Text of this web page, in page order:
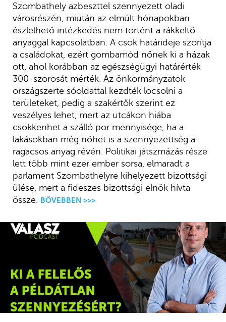
Szombathely azbeszttel szennyezett oladi
városrészén, miután az elmúlt hónapokban
észlelhető intézkedés nem történt a rákkeltő
anyaggal kapcsolatban. A csok határideje szorítja
a családokat, ezért gombamód nőnek ki a házak
ott, ahol korábban az egészségügyi határérték
300-szorosát mérték. Az önkormányzatok
országszerte sóoldattal kezdték locsolni a
területeket, pedig a szakértők szerint ez
veszélyes lehet, mert az utcákon hiába
csökkenhet a szálló por mennyisége, ha a
lakásokban még nőhet is a szennyezettség a
ragacsos anyag révén. Politikai játszmázás része
lett több mint ezer ember sorsa, elmaradt a
parlament Szombathelyre kihelyezett bizottsági
ülése, mert a fideszes bizottsági elnök hívta
össze. BŐVEBBEN >>>